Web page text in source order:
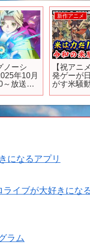
ノーシ
年10月
～放送開
新作アニメ
【祝アニ
発ゲーが
がす米騒
ー
になるアプリ
イブが大好きにな
ラム